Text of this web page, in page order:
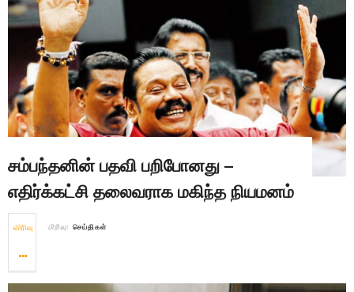
சம்பந்தனின் பதவி பறிபோனது –
எதிர்க்கட்சி தலைவராக மகிந்த நியமனம்
விரிவு பிரிவு: செய்திகள்